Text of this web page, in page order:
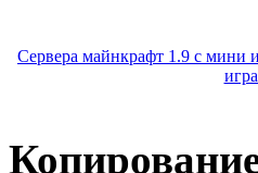
Сервера майнкрафт 1.9 с мини